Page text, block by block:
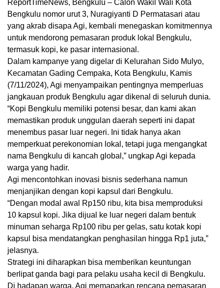
ReportTimeNews, Bengkulu – Calon Wakil Wali Kota
Bengkulu nomor urut 3, Nuragiyanti D Permatasari atau
yang akrab disapa Agi, kembali menegaskan komitmennya
untuk mendorong pemasaran produk lokal Bengkulu,
termasuk kopi, ke pasar internasional.
Dalam kampanye yang digelar di Kelurahan Sido Mulyo,
Kecamatan Gading Cempaka, Kota Bengkulu, Kamis
(7/11/2024), Agi menyampaikan pentingnya memperluas
jangkauan produk Bengkulu agar dikenal di seluruh dunia.
“Kopi Bengkulu memiliki potensi besar, dan kami akan
memastikan produk unggulan daerah seperti ini dapat
menembus pasar luar negeri. Ini tidak hanya akan
memperkuat perekonomian lokal, tetapi juga mengangkat
nama Bengkulu di kancah global,” ungkap Agi kepada
warga yang hadir.
Agi mencontohkan inovasi bisnis sederhana namun
menjanjikan dengan kopi kapsul dari Bengkulu.
“Dengan modal awal Rp150 ribu, kita bisa memproduksi
10 kapsul kopi. Jika dijual ke luar negeri dalam bentuk
minuman seharga Rp100 ribu per gelas, satu kotak kopi
kapsul bisa mendatangkan penghasilan hingga Rp1 juta,”
jelasnya.
Strategi ini diharapkan bisa memberikan keuntungan
berlipat ganda bagi para pelaku usaha kecil di Bengkulu.
Di hadapan warga, Agi memaparkan rencana pemasaran